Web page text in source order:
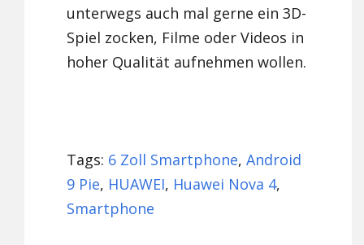
unterwegs auch mal gerne ein 3D-
Spiel zocken, Filme oder Videos in
hoher Qualität aufnehmen wollen.
Tags: 6 Zoll Smartphone,Android
9 Pie, HUAWEI, Huawei Nova 4,
Smartphone